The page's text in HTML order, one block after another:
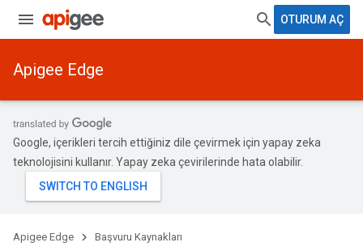
OTURUM AÇ
Apigee Edge
Google, içerikleri tercih ettiğiniz dile çevirmek için yapay zeka
teknolojisini kullanır. Yapay zeka çevirilerinde hata olabilir.
Apigee Edge Başvuru Kaynakları